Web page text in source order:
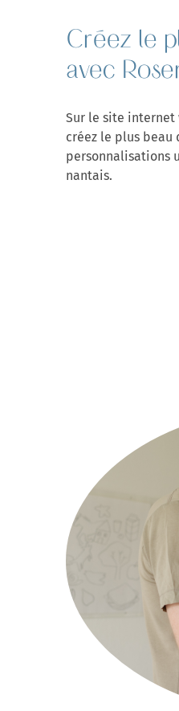
Créez le
avec
Sur le site internet
créez le plus
personnalisations
nantais.